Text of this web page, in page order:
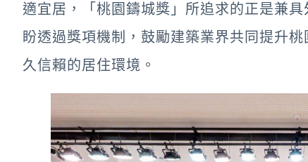
適宜居，「桃園鑄城獎」所追求的正是兼
盼透過獎項機制，鼓勵建築業界共同提升
久信賴的居住環境。